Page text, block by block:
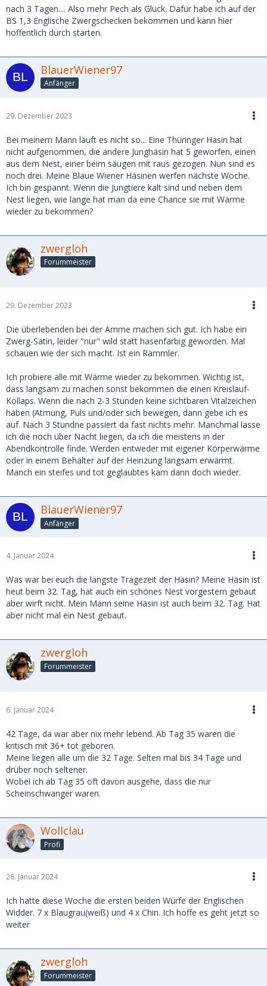
nach 3 Tagen.... Also mehr Pech als Glück. Dafür habe ich auf der
BS 1,3 Englische Zwergschecken bekommen und kann hier
hoffentlich durch starten.
BlauerWiener97
Anfänger
29. Dezember 2023
Bei meinem Mann läuft es nicht so... Eine Thüringer Hasin hat
nicht aufgenommen, die andere Junghäsin hat 5 geworfen, einen
aus dem Nest, einer beim säugen mit raus gezogen. Nun sind es
noch drei. Meine Blaue Wiener Häsinen werfen nächste Woche.
Ich bin gespannt. Wenn die Jungtiere kalt sind und neben dem
Nest liegen, wie lange hat man da eine Chance sie mit Wärme
wieder zu bekommen?
zwergloh
Forummeister
29. Dezember 2023
Die überlebenden bei der Amme machen sich gut. Ich habe ein
Zwerg-Satin, leider "nur" wild statt hasenfarbig geworden. Mal
schauen wie der sich macht. Ist ein Rammler.
Ich probiere alle mit Wärme wieder zu bekommen. Wichtig ist,
dass langsam zu machen sonst bekommen die einen Kreislauf-
Kollaps. Wenn die nach 2-3 Stunden keine sichtbaren Vitalzeichen
haben (Atmung, Puls und/oder sich bewegen, dann gebe ich es
auf. Nach 3 Stundne passiert da fast nichts mehr. Manchmal lasse
ich die noch über Nacht liegen, da ich die meistens in der
Abendkontrolle finde. Werden entweder mit eigener Körperwärme
oder in einem Behälter auf der Heinzung langsam erwärmt.
Manch ein steifes und tot geglaubtes kam dann doch wieder.
BlauerWiener97
Anfänger
4. Januar 2024
Was war bei euch die längste Tragezeit der Häsin? Meine Häsin ist
heut beim 32. Tag, hat auch ein schönes Nest vorgestern gebaut
aber wirft nicht. Mein Mann seine Häsin ist auch beim 32. Tag. Hat
aber nicht mal ein Nest gebaut.
zwergloh
Forummeister
6. Januar 2024
42 Tage, da war aber nix mehr lebend. Ab Tag 35 waren die
kritisch mit 36+ tot geboren.
Meine liegen alle um die 32 Tage. Selten mal bis 34 Tage und
drüber noch seltener.
Wobei ich ab Tag 35 oft davon ausgehe, dass die nur
Scheinschwanger waren.
Wollclau
Profi
26. Januar 2024
Ich hatte diese Woche die ersten beiden Würfe der Englischen
Widder. 7 x Blaugrau(weiß) und 4 x Chin. Ich hoffe es geht jetzt so
weiter
zwergloh
Forummeister